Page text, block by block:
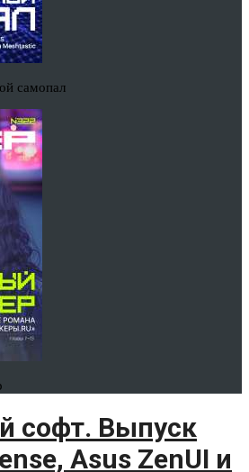
самопал
софт. Выпуск
Asus ZenUI и